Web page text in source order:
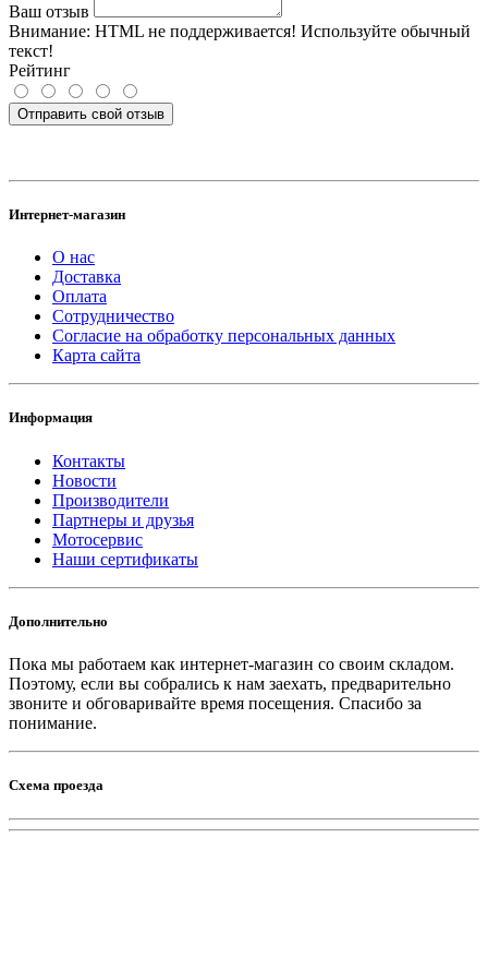
Ваш отзыв
Внимание: HTML не поддерживается! Используйте обычный
текст!
Рейтинг
Отправить свой отзыв
Интернет-магазин
О нас
Доставка
Оплата
Сотрудничество
Согласие на обработку персональных данных
Карта сайта
Информация
Контакты
Новости
Производители
Партнеры и друзья
Мотосервис
Наши сертификаты
Дополнительно
Пока мы работаем как интернет-магазин со своим складом.
Поэтому, если вы собрались к нам заехать, предварительно
звоните и обговаривайте время посещения. Спасибо за
понимание.
Схема проезда